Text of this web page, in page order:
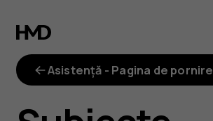
De
ce
spațiul
Asistență - Pagina de pornire